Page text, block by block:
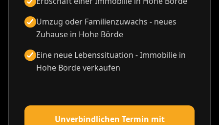
Umzug oder Familienzuwachs - neues
Zuhause in Hohe Börde
Eine neue Lebenssituation - Immobilie in
Hohe Börde verkaufen
Unverbindlichen Termin mit